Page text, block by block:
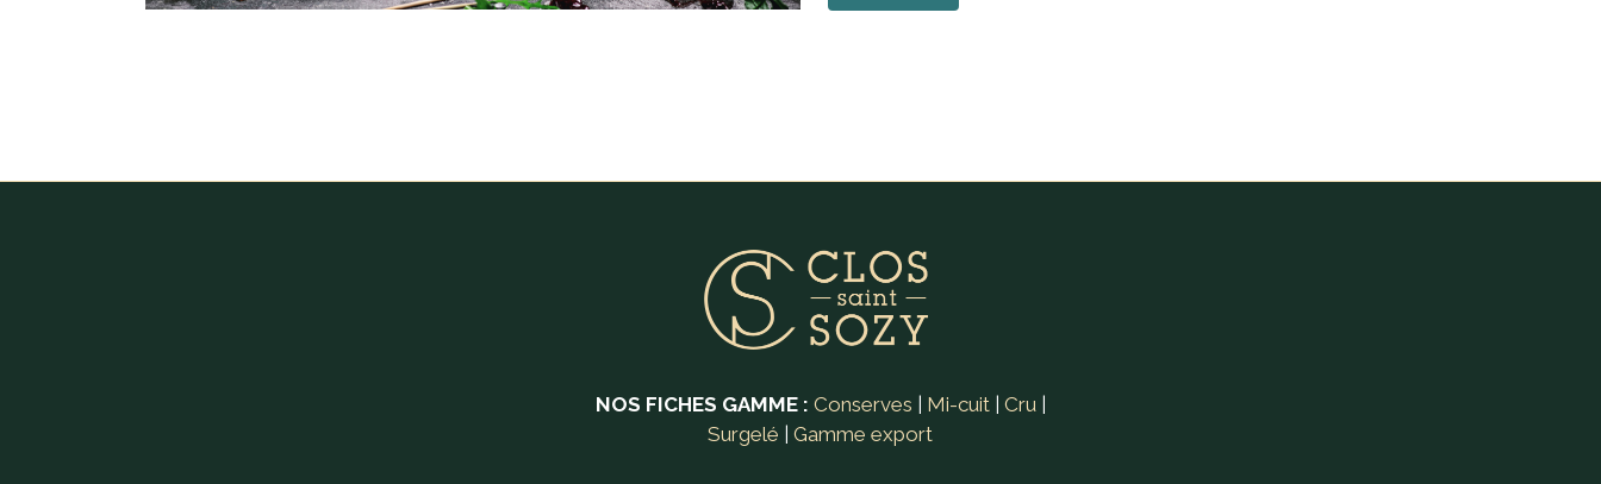
NOS FICHES GAMME : Conserves | Mi-cuit| Cru |
Surgelé |Gamme export